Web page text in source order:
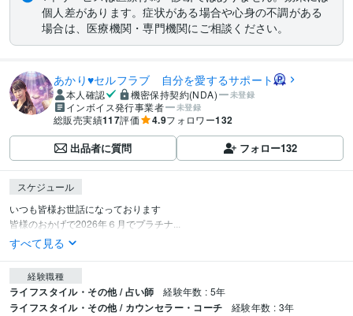
個人差があります。症状がある場合や心身の不調がある
場合は、医療機関・専門機関にご相談ください。
あかり♥セルフラブ 自分を愛するサポート
本人確認 機密保持契約(NDA) 未登録
インボイス発行事業者 未登録
総販売実績117評価 4.9フォロワー132
出品者に質問 フォロー132
スケジュール
いつも皆様お世話になっております
皆様のおかげで2026年６月でプラチナ...
すべて見る
経験職種
ライフスタイル・その他 / 占い師 経験年数 : 5年
ライフスタイル・その他 / カウンセラー・コーチ 経験年数 : 3年